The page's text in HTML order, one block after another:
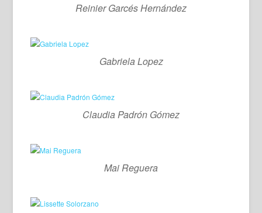
Reinier Garcés Hernández
Gabriela Lopez
Claudia Padrón Gómez
Mai Reguera